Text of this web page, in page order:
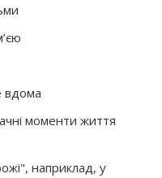
вдома
моменти життя
наприклад, у